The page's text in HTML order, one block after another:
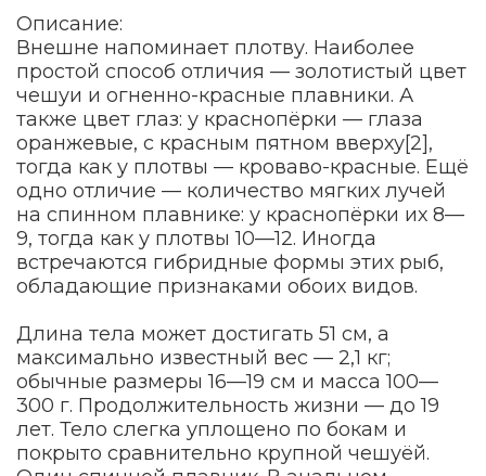
Описание:
Внешне напоминает плотву. Наиболее
простой способ отличия — золотистый цвет
чешуи и огненно-красные плавники. А
также цвет глаз: у краснопёрки — глаза
оранжевые, с красным пятном вверху[2],
тогда как у плотвы — кроваво-красные. Ещё
одно отличие — количество мягких лучей
на спинном плавнике: у краснопёрки их 8—
9, тогда как у плотвы 10—12. Иногда
встречаются гибридные формы этих рыб,
обладающие признаками обоих видов.
Длина тела может достигать 51 см, а
максимально известный вес — 2,1 кг;
обычные размеры 16—19 см и масса 100—
300 г. Продолжительность жизни — до 19
лет. Тело слегка уплощено по бокам и
покрыто сравнительно крупной чешуёй.